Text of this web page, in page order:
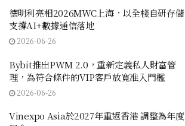
德明利亮相2026MWC上海，以全棧自研存儲
支撐AI+數據通信落地
2026-06-26
Bybit推出PWM 2.0，重新定義私人財富管
理，為符合條件的VIP客戶放寬准入門檻
2026-06-26
Vinexpo Asia於2027年重返香港 調整為年度